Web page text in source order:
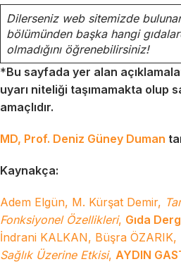
Dilerseniz web sitemizde
bölümünden başka hangi
olmadığını öğrenebilirsiniz!
*Bu sayfada yer alan
uyarı niteliği taşımamakta olup
amaçlıdır.
MD, Prof. Deniz Güney Duman
Kaynakça:
Adem Elgün, M. Kürşat Demir,
Fonksiyonel Özellikleri, Gıda
İndrani KALKAN, Büşra ÖZARIK,
Sağlık Üzerine Etkisi, AYDIN